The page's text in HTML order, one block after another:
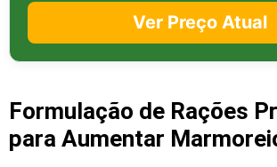
Ver Preço Atual
Formulação de Rações
para Aumentar